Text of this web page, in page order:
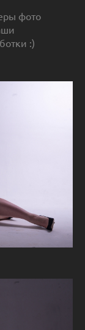
фото
:)